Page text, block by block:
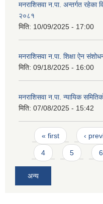
मनराशिसवा न.पा. अन्तर्गत रहेका
२०८१
मिति: 10/09/2025 - 17:00
मनराशिसवा न.पा. शिक्षा ऐन
मिति: 09/18/2025 - 16:00
मनराशिसवा न.पा. न्यायिक
मिति: 07/08/2025 - 15:42
Pages
« first ‹
4 5 6
अन्य